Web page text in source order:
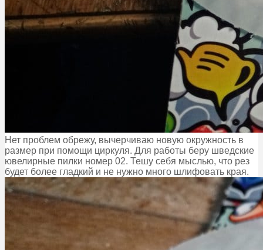
Нет проблем обрежу, вычерчиваю новую окружность в
размер при помощи циркуля. Для работы беру шведские
ювелирные пилки номер 02. Тешу себя мыслью, что рез
будет более гладкий и не нужно много шлифовать края.